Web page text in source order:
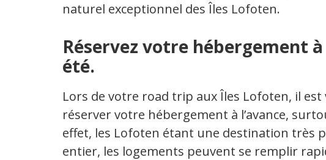
naturel exceptionnel des Îles Lofoten.
Réservez votre hébergement
été.
Lors de votre road trip aux Îles Lofoten, il
réserver votre hébergement à l’avance,
effet, les Lofoten étant une destination très
entier, les logements peuvent se remplir